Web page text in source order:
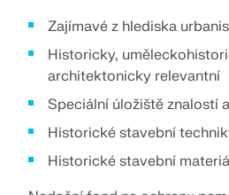
MKP pro ocelové spoje
Navrhujte a analyzujte ocelové
CBFEM, v souladu s EN
integrované v programu RFEM
Zajímavé z hlediska
Historicky,
architektonicky relevantní
Speciální úložiště znalostí
Historické stavební
Historické stavební